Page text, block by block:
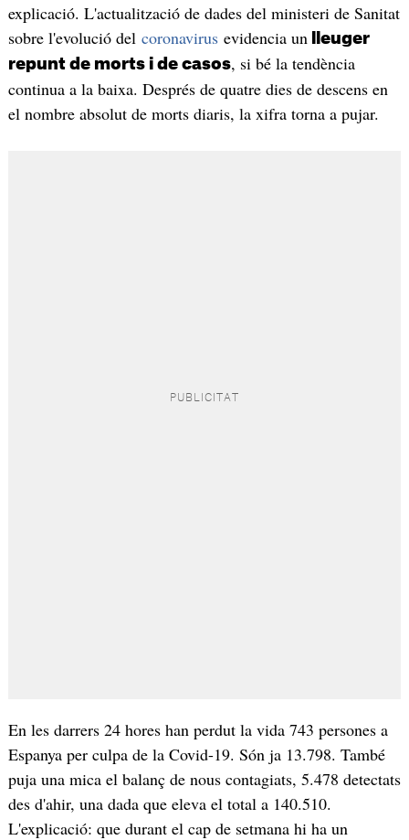
explicació. L'actualització de dades del ministeri de Sanitat
sobre l'evolució del coronavirusevidencia un lleuger
repunt de morts i de casos, si bé la tendència
continua a la baixa. Després de quatre dies de descens en
el nombre absolut de morts diaris, la xifra torna a pujar.
En les darrers 24 hores han perdut la vida 743 persones a
Espanya per culpa de la Covid-19. Són ja 13.798. També
puja una mica el balanç de nous contagiats, 5.478 detectats
des d'ahir, una dada que eleva el total a 140.510.
L'explicació: que durant el cap de setmana hi ha un